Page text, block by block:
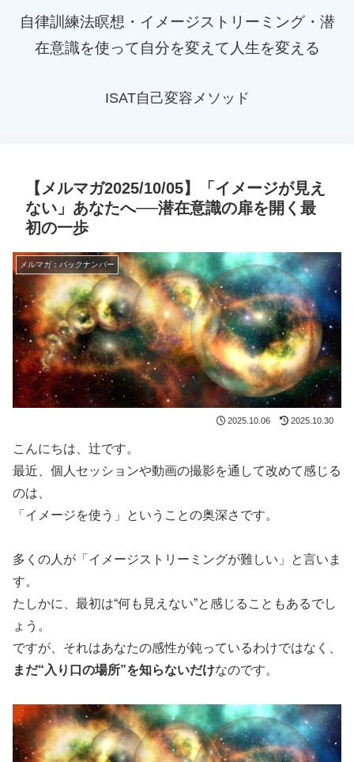
自律訓練法瞑想・イメージストリーミング・潜
在意識を使って自分を変えて人生を変える
ISAT自己変容メソッド
【メルマガ2025/10/05】「イメージが見え
ない」あなたへ──潜在意識の扉を開く最
初の一歩
メルマガ：バックナンバー
2025.10.06 2025.10.30
こんにちは、辻です。
最近、個人セッションや動画の撮影を通して改めて感じる
のは、
「イメージを使う」ということの奥深さです。
多くの人が「イメージストリーミングが難しい」と言いま
す。
たしかに、最初は“何も見えない”と感じることもあるでし
ょう。
ですが、それはあなたの感性が鈍っているわけではなく、
まだ“入り口の場所”を知らないだけなのです。